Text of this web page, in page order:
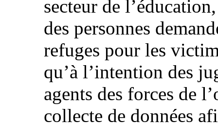
secteur de
des personnes
refuges pour les
qu’à l’intention des
agents des forces de
collecte de données